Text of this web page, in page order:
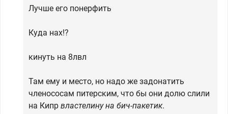
Лучше его понерфить
Куда нах!?
кинуть на 8лвл
Там ему и место, но надо же задонатить
членососам питерским, что бы они долю слили
на Кипр властелину на бич-пакетик.